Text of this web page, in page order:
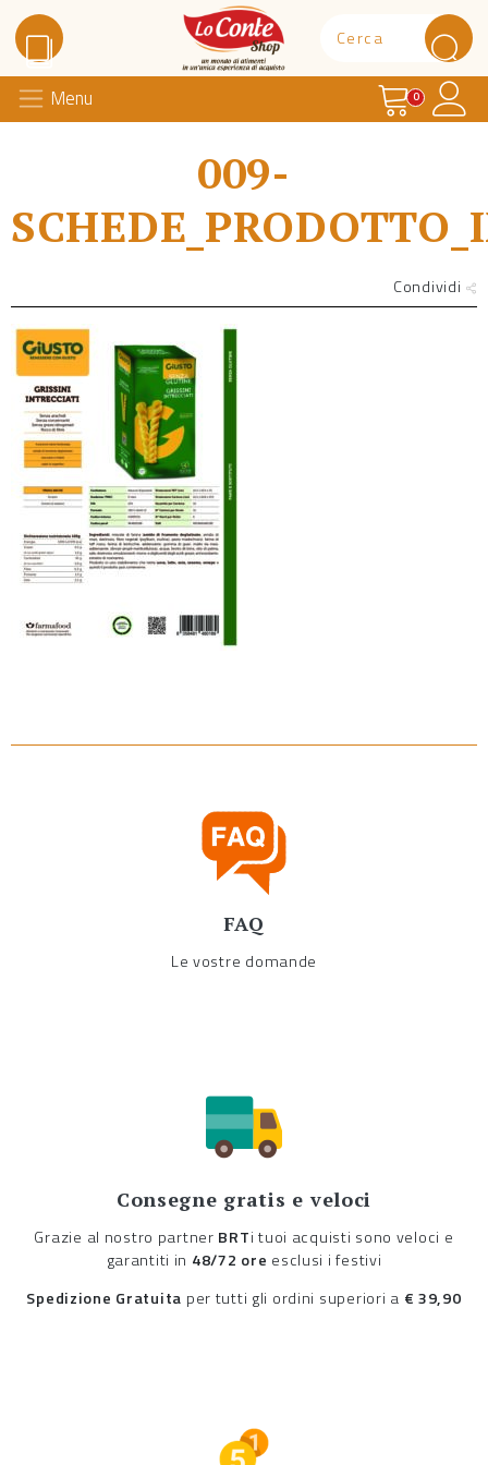
Lo Conte Shop
Menu Carrello
0
009-
Condividi
FAQ
Le vostre domande
Consegne gratis e veloci
Grazie al nostro partner BRTi tuoi acquisti sono veloci e
garantiti in 48/72 ore esclusi i festivi
Spedizione Gratuita per tutti gli ordini superiori a € 39,90